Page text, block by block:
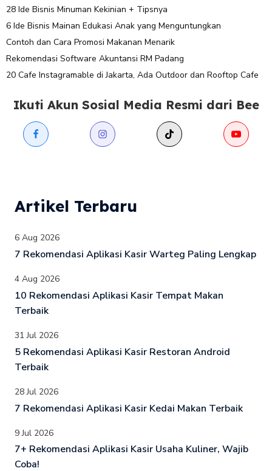
28 Ide Bisnis Minuman Kekinian + Tipsnya
6 Ide Bisnis Mainan Edukasi Anak yang Menguntungkan
Contoh dan Cara Promosi Makanan Menarik
Rekomendasi Software Akuntansi RM Padang
20 Cafe Instagramable di Jakarta, Ada Outdoor dan Rooftop Cafe
Ikuti Akun Sosial Media Resmi dari Bee
Artikel Terbaru
6 Aug 2026
7 Rekomendasi Aplikasi Kasir Warteg Paling Lengkap
4 Aug 2026
10 Rekomendasi Aplikasi Kasir Tempat Makan
Terbaik
31 Jul 2026
5 Rekomendasi Aplikasi Kasir Restoran Android
Terbaik
28 Jul 2026
7 Rekomendasi Aplikasi Kasir Kedai Makan Terbaik
9 Jul 2026
7+ Rekomendasi Aplikasi Kasir Usaha Kuliner, Wajib
Coba!